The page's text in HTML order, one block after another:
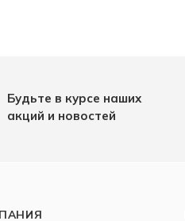
Будьте в курсе наших
акций и новостей